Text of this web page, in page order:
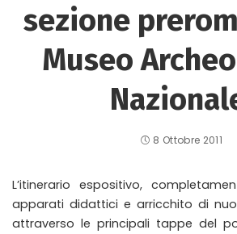
sezione
Museo
8 Ottobre 2011
L’itinerario espositivo,
apparati didattici e arricchito di
attraverso le principali tappe del